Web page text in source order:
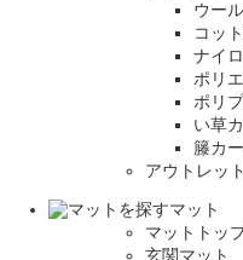
ウー
コッ
ナイ
ポリ
ポリ
い草
籐カ
アウトレット
マット
マットトッ
玄関マット